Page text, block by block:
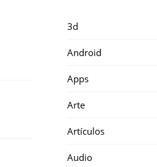
3d
Android
Apps
Arte
Artículos
Audio